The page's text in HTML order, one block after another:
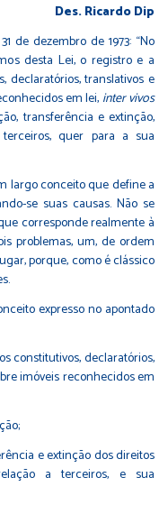
Dip
de dezembro de 1973: “No
desta Lei, o registro e a
declaratórios, translativos e
em lei, inter vivos
transferência e extinção,
quer para a sua
conceito que define a
se suas causas. Não se
corresponde realmente à
problemas, um, de ordem
porque, como é clássico
expresso no apontado
constitutivos, declaratórios,
imóveis reconhecidos em
e extinção dos direitos
a terceiros, e sua